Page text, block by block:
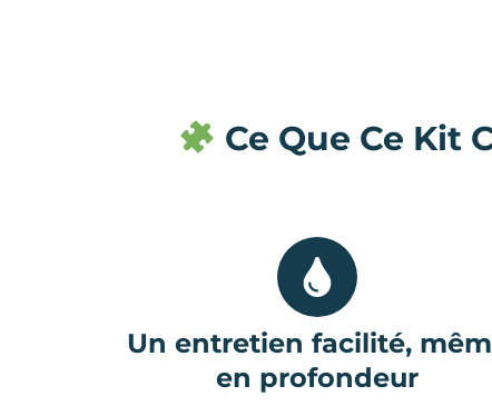
Ce Que Ce Kit
Un entretien facilité,
en profondeur